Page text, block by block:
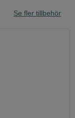
Se fler tillbehör